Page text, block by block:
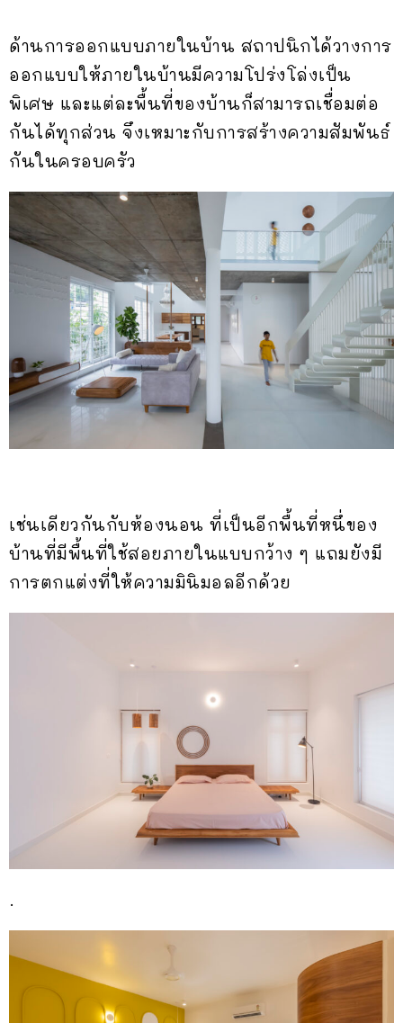
ด้านการออกแบบภายในบ้าน สถาปนิกได้วางการ
ออกแบบให้ภายในบ้านมีความโปร่งโล่งเป็น
พิเศษ และแต่ละพื้นที่ของบ้านก็สามารถเชื่อมต่อ
กันได้ทุกส่วน จึงเหมาะกับการสร้างความสัมพันธ์
กันในครอบครัว
เช่นเดียวกันกับห้องนอน ที่เป็นอีกพื้นที่หนึ่ของ
บ้านที่มีพื้นที่ใช้สอยภายในแบบกว้าง ๆ แถมยังมี
การตกแต่งที่ให้ความมินิมอลอีกด้วย
.